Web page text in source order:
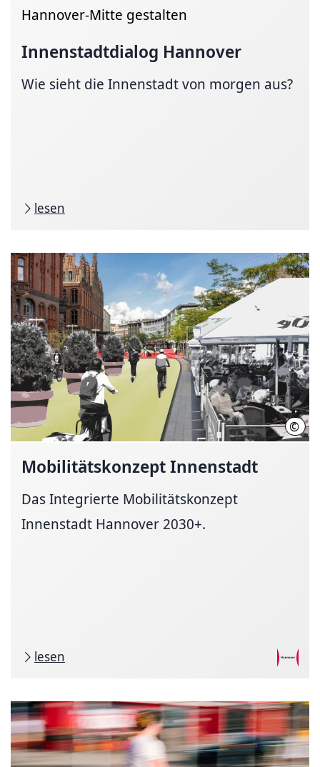
Hannover-Mitte gestalten
Innenstadtdialog Hannover
Wie sieht die Innenstadt von morgen aus?
lesen
© Ole
MobilitätskonzeptInnenstadt
Das Integrierte Mobilitätskonzept
Innenstadt Hannover 2030+.
lesen